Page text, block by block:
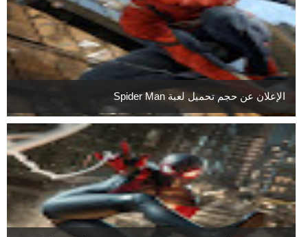
الإعلان عن حجم تحميل لعبة Spider Man